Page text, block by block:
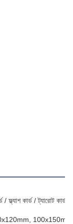
/ ফ্ল্যাশ কার্ড / ট্যারোট কার্ড /
100x150mm